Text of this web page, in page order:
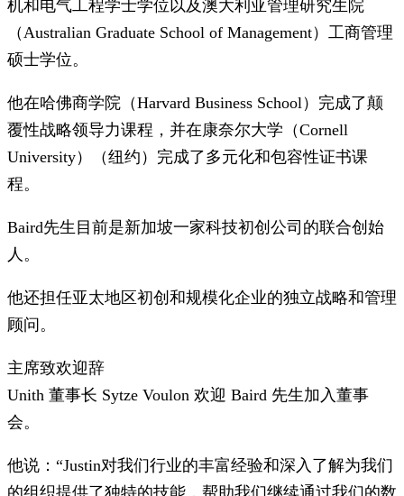
机和电气工程学士学位以及澳大利亚管理研究生院
（Australian Graduate School of Management）工商管理
硕士学位。
他在哈佛商学院（Harvard Business School）完成了颠
覆性战略领导力课程，并在康奈尔大学（Cornell
University）（纽约）完成了多元化和包容性证书课
程。
Baird先生目前是新加坡一家科技初创公司的联合创始
人。
他还担任亚太地区初创和规模化企业的独立战略和管理
顾问。
主席致欢迎辞
Unith 董事长 Sytze Voulon 欢迎 Baird 先生加入董事
会。
他说：“Justin对我们行业的丰富经验和深入了解为我们
的组织提供了独特的技能，帮助我们继续通过我们的数